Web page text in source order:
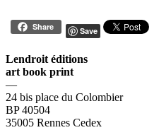
Share Save
Lendroit éditions
art book print
—
24 bis place du Colombier
BP 40504
35005 Rennes Cedex